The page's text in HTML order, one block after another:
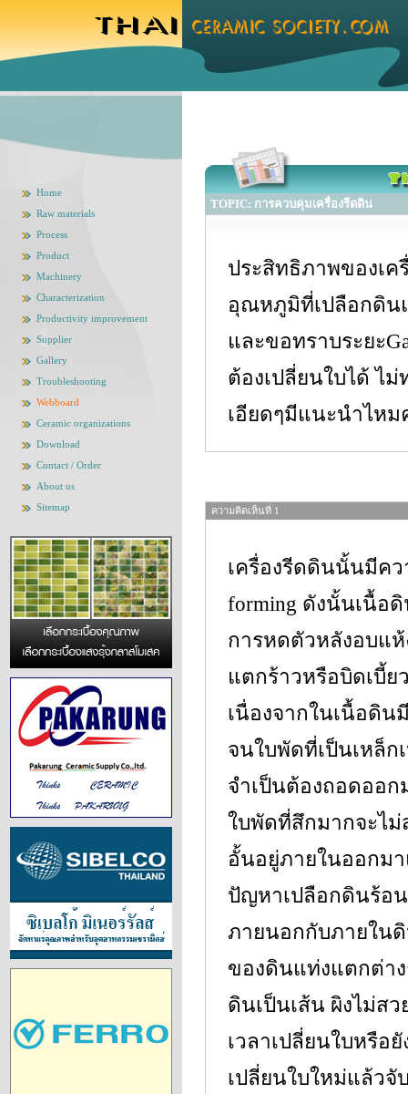
Home
Raw materials
Process
Product
Machinery
Characterization
Productivity improvement
Supplier
Gallery
Troubleshooting
Webboard
Ceramic organizations
Download
Contact / Order
About us
Sitemap
TOPIC: การควบคุมเครื่องรีดดิน
ประสิทธิภาพของเค
อุณหภูมิที่เปลือกดิน
และขอทราบระยะ
ต้องเปลี่ยนใบได้ ไ
เอียดๆมีแนะนำไหม
ความคิดเห็นที่ 1
เครื่องรีดดินนั้นมีค
forming ดังนั้นเนื้อ
การหดตัวหลังอบแห้
แตกร้าวหรือบิดเบี้ย
เนื่องจากในเนื้อดิน
จนใบพัดที่เป็นเหล็ก
จำเป็นต้องถอดออก
ใบพัดที่สึกมากจะไ
อั้นอยู่ภายในออกม
ปัญหาเปลือกดินร้อ
ภายนอกกับภายใน
ของดินแท่งแตกต่า
ดินเป็นเส้น ผิงไม่สว
เวลาเปลี่ยนใบหรือ
เปลี่ยนใบใหม่แล้ว